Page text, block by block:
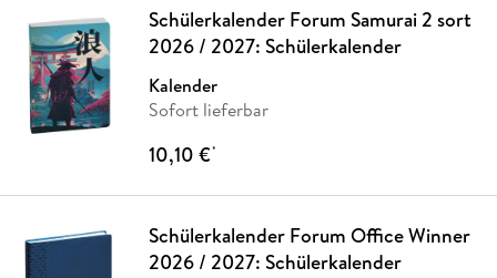
Schülerkalender Forum Samurai 2 sort
2026 / 2027: Schülerkalender
Kalender
Sofort lieferbar
10,10 €*
Schülerkalender Forum Office Winner
2026 / 2027: Schülerkalender